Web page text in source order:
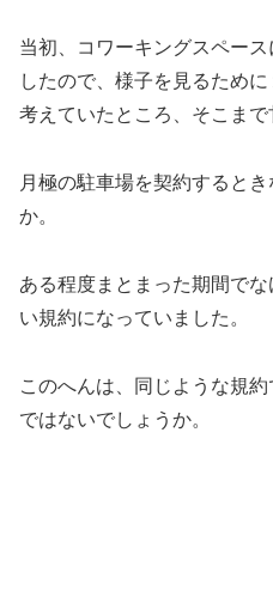
当初、コワーキングスペー
したので、様子を見るため
考えていたところ、そこまで
月極の駐車場を契約すると
か。
ある程度まとまった期間で
い規約になっていました。
このへんは、同じような規
ではないでしょうか。